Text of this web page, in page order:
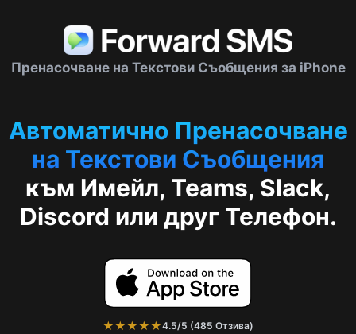
Пренасочване на Текстови Съобщения за iPhone
Автоматично Пренасочване
на Текстови Съобщения
към Имейл, Teams, Slack,
Discord или друг Телефон.
★★★★★4.5/5 (485 Отзива)